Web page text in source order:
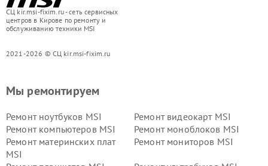
СЦ kir.msi-fixim.ru - сеть сервисных
центров в Кирове по ремонту и
обслуживанию техники MSI
2021-2026 © СЦ kir.msi-fixim.ru
Мы ремонтируем
Ремонт ноутбуков MSI
Ремонт видеокарт MSI
Ремонт компьютеров MSI
Ремонт моноблоков MSI
Ремонт материнских плат
MSI
Ремонт мониторов MSI